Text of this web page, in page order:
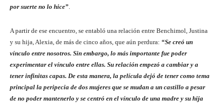
por suerte no lo hice”.
A partir de ese encuentro, se entabló una relación entre Benchimol, Justina
y su hija, Alexia, de más de cinco años, que aún perdura: “Se creó un
vínculo entre nosotros. Sin embargo, lo más importante fue poder
experimentar el vínculo entre ellas. Su relación empezó a cambiar y a
tener infinitas capas. De esta manera, la película dejó de tener como tema
principal la peripecia de dos mujeres que se mudan a un castillo a pesar
de no poder mantenerlo y se centró en el vínculo de una madre y su hija